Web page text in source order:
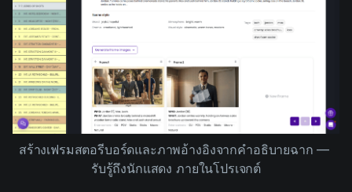
สร้างเฟรมสตอรีบอร์ดและภาพอ้างอิงจากคำอธิบายฉาก —
รับรู้ถึงนักแสดง ภายในโปรเจกต์